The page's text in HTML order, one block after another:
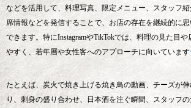
などを活用して、料理写真、限定メニュー、スタッフ
席情報などを発信することで、お店の存在を継続的に
できます。特にInstagramやTikTokでは、料理の見た目や
やすく、若年層や女性客へのアプローチに向いています
たとえば、炭火で焼き上げる焼き鳥の動画、チーズが
り、刺身の盛り合わせ、日本酒を注ぐ瞬間、スタッフ